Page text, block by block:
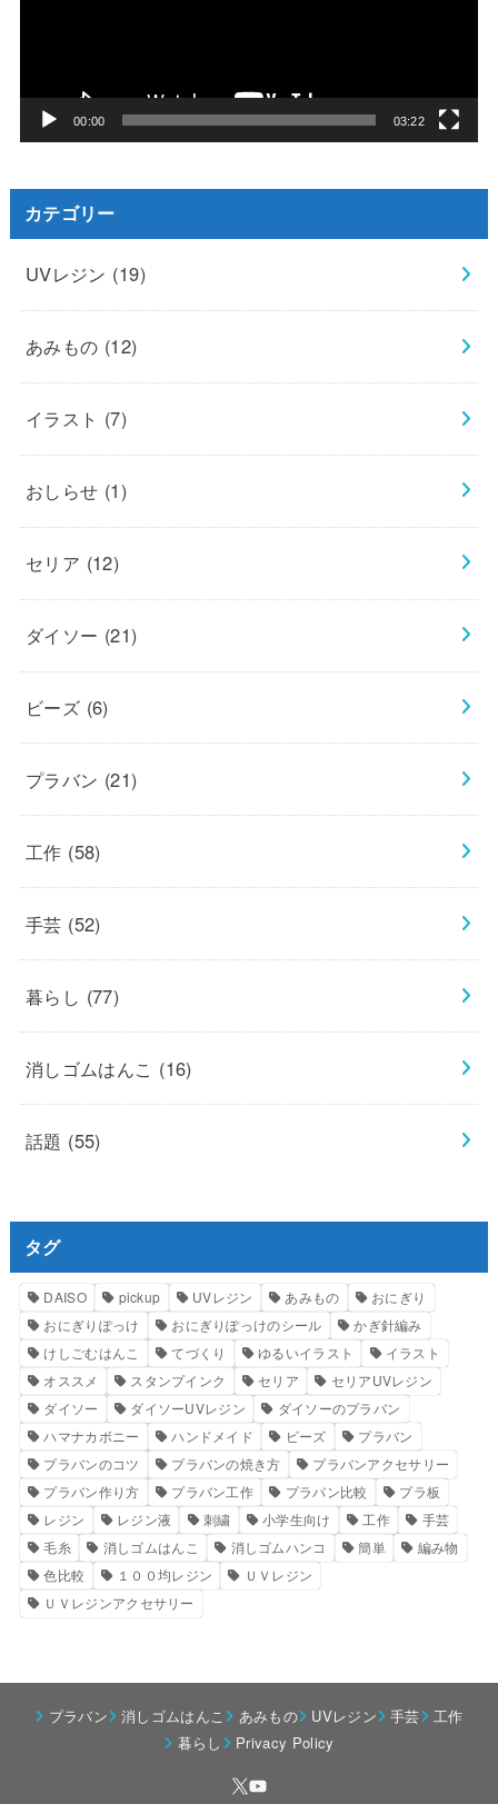
00:00 03:22
カテゴリー
UVレジン (19)
あみもの (12)
イラスト (7)
おしらせ (1)
セリア (12)
ダイソー (21)
ビーズ (6)
プラバン (21)
工作 (58)
手芸 (52)
暮らし (77)
消しゴムはんこ (16)
話題 (55)
タグ
DAISO pickup UVレジン あみもの
おにぎり
おにぎりぽっけ
おにぎりぽっけのシール
かぎ針編み
けしごむはんこ
てづくり ゆるいイラスト
イラスト
オススメ
スタンプインク セリア
セリアUVレジン
ダイソー
ダイソーUVレジン
ダイソーのプラバン
ハマナカボニー
ハンドメイド ビーズ
プラバン
プラバンのコツ
プラバンの焼き方
プラバンアクセサリー
プラバン作り方
プラバン工作 プラバン比較
プラ板
レジン
レジン液 刺繍 小学生向け 工作
手芸
毛糸
消しゴムはんこ 消しゴムハンコ 簡単
編み物
色比較
１００均レジン
ＵＶレジン
ＵＶレジンアクセサリー
プラバン 消しゴムはんこ あみもの UVレジン 手芸
工作
暮らし
Privacy Policy